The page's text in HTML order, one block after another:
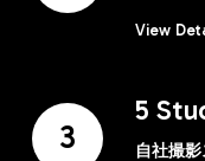
View
3
5
自社撮